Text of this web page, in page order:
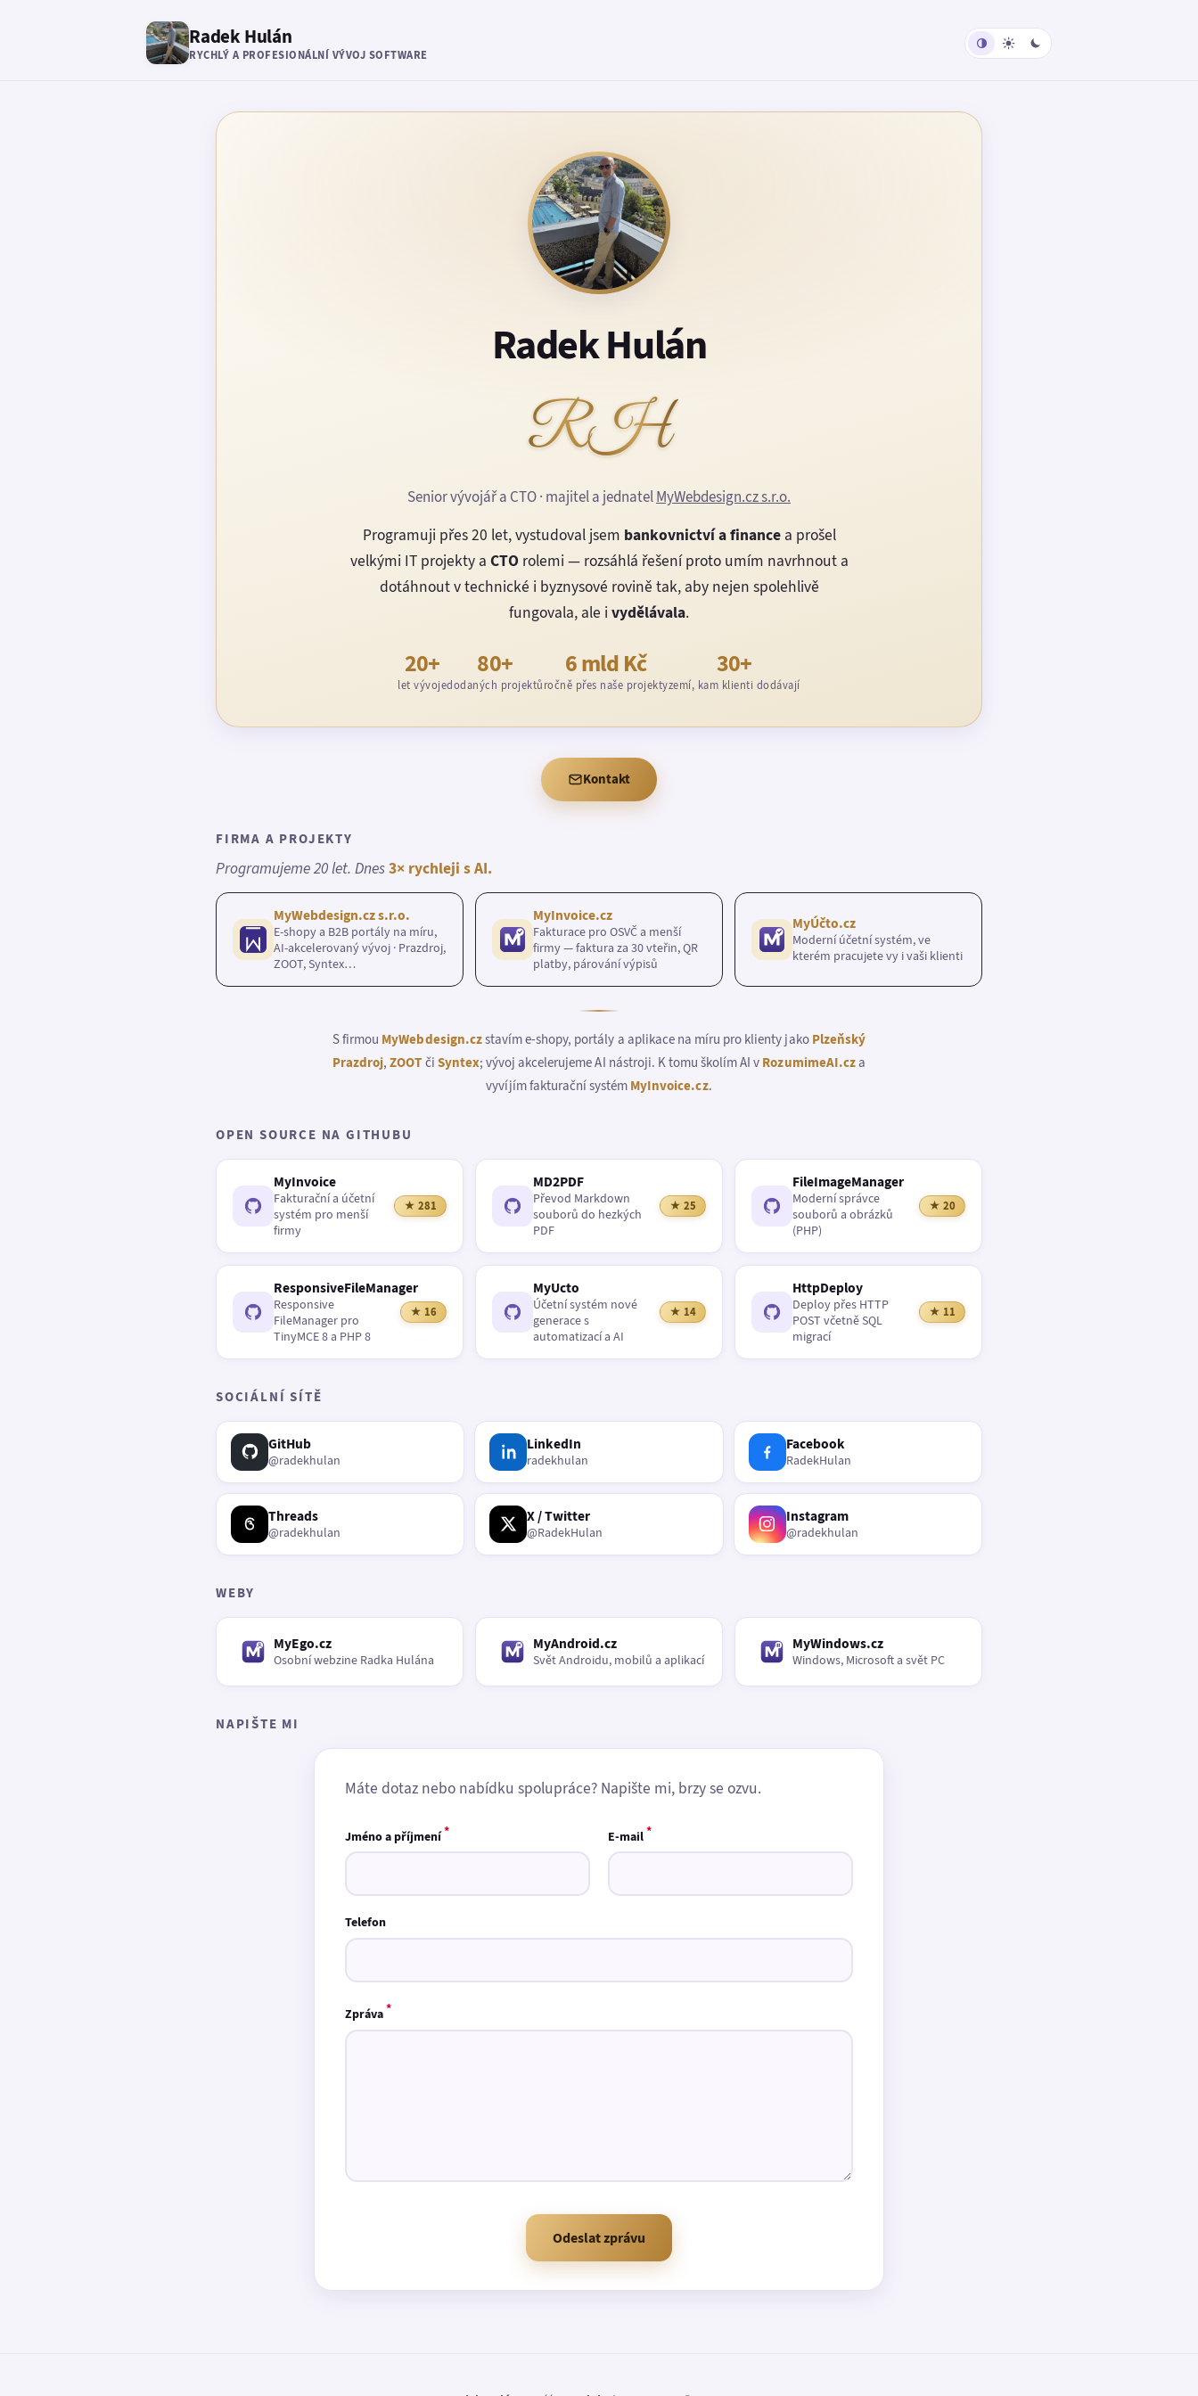
Radek Hulán
RYCHLÝ A PROFESIONÁLNÍ VÝVOJ SOFTWARE
Radek Hulán
RH
Senior vývojář a CTO · majitel a jednatelMyWebdesign.cz s.r.o.
Programuji přes 20 let, vystudoval jsem bankovnictví a financea prošel
velkými IT projekty a CTOrolemi — rozsáhlá řešení proto umím navrhnout a
dotáhnout v technické i byznysové rovině tak, aby nejen spolehlivě
fungovala, ale i vydělávala.
20+
let vývoje
80+
dodaných projektů
6 mld Kč
ročně přes naše projekty
30+
zemí, kam klienti dodávají
Kontakt
FIRMA A PROJEKTY
Programujeme 20 let. Dnes3× rychleji s AI.
MyWebdesign.cz s.r.o.
E-shopy a B2B portály na míru,
AI-akcelerovaný vývoj · Prazdroj,
ZOOT, Syntex…
MyInvoice.cz
Fakturace pro OSVČ a menší
firmy — faktura za 30 vteřin, QR
platby, párování výpisů
MyÚčto.cz
Moderní účetní systém, ve
kterém pracujete vy i vaši klienti
S firmou MyWebdesign.czstavím e-shopy, portály a aplikace na míru pro klienty jako Plzeňský
Prazdroj,ZOOT či Syntex; vývoj akcelerujeme AI nástroji. K tomu školím AI v RozumimeAI.cza
vyvíjím fakturační systém MyInvoice.cz.
OPEN SOURCE NA GITHUBU
MyInvoice
Fakturační a účetní
systém pro menší
firmy
★ 281
MD2PDF
Převod Markdown
souborů do hezkých
PDF
★ 25
FileImageManager
Moderní správce
souborů a obrázků
(PHP)
★ 20
ResponsiveFileManager
Responsive
FileManager pro
TinyMCE 8 a PHP 8
★ 16
MyUcto
Účetní systém nové
generace s
automatizací a AI
★ 14
HttpDeploy
Deploy přes HTTP
POST včetně SQL
migrací
★ 11
SOCIÁLNÍ SÍTĚ
GitHub
@radekhulan
LinkedIn
radekhulan
Facebook
RadekHulan
Threads
@radekhulan
X / Twitter
@RadekHulan
Instagram
@radekhulan
WEBY
MyEgo.cz
Osobní webzine Radka Hulána
MyAndroid.cz
Svět Androidu, mobilů a aplikací
MyWindows.cz
Windows, Microsoft a svět PC
NAPIŠTE MI
Máte dotaz nebo nabídku spolupráce? Napište mi, brzy se ozvu.
Jméno a příjmení* E-mail*
Telefon
Zpráva*
Odeslat zprávu